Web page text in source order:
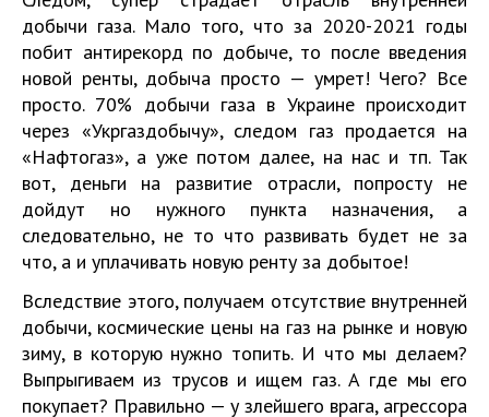
добычи газа. Мало того, что за 2020-2021 годы
побит антирекорд по добыче, то после введения
новой ренты, добыча просто — умрет! Чего? Все
просто. 70% добычи газа в Украине происходит
через «Укргаздобычу», следом газ продается на
«Нафтогаз», а уже потом далее, на нас и тп. Так
вот, деньги на развитие отрасли, попросту не
дойдут но нужного пункта назначения, а
следовательно, не то что развивать будет не за
что, а и уплачивать новую ренту за добытое!
Вследствие этого, получаем отсутствие внутренней
добычи, космические цены на газ на рынке и новую
зиму, в которую нужно топить. И что мы делаем?
Выпрыгиваем из трусов и ищем газ. А где мы его
покупает? Правильно — у злейшего врага, агрессора